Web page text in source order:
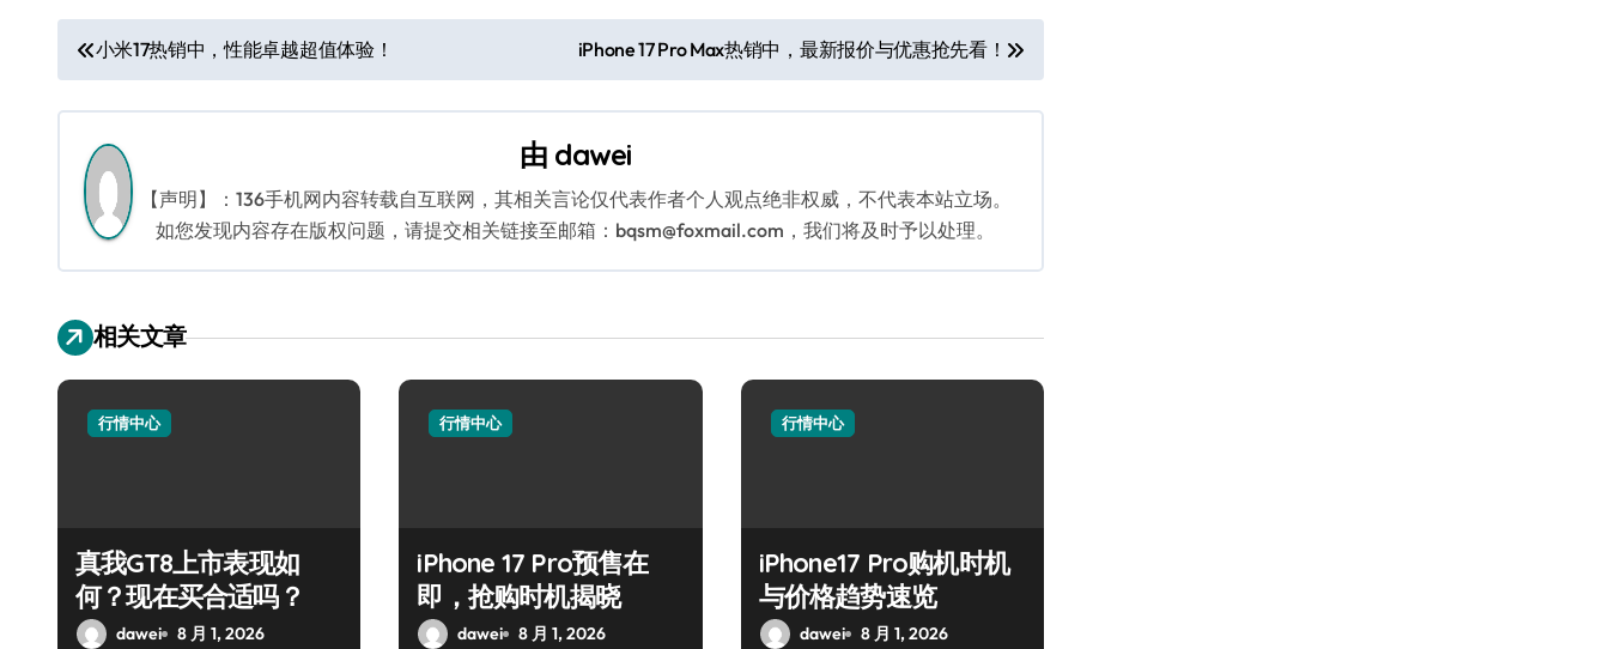
文
章
导
航
小米17热销中，性能卓越超值体验！ iPhone 17 Pro Max热销中，最新报价与优惠抢先看！
由 dawei
【声明】：136手机网内容转载自互联网，其相关言论仅代表作者个人观点绝非权威，不代表本站立场。
如您发现内容存在版权问题，请提交相关链接至邮箱：bqsm@foxmail.com，我们将及时予以处理。
相关文章
行情中心
真我GT8上市表现如
何？现在买合适吗？
dawei 8 月 1, 2026
行情中心
iPhone 17 Pro预售在
即，抢购时机揭晓
dawei 8 月 1, 2026
行情中心
iPhone17 Pro购机时机
与价格趋势速览
dawei 8 月 1, 2026